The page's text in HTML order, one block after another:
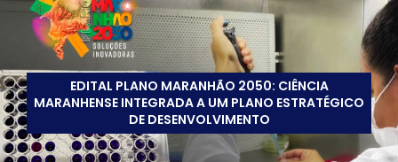
EDITAL PLANO MARANHÃO 2050: CIÊNCIA
MARANHENSE INTEGRADA A UM PLANO ESTRATÉGICO
DE DESENVOLVIMENTO